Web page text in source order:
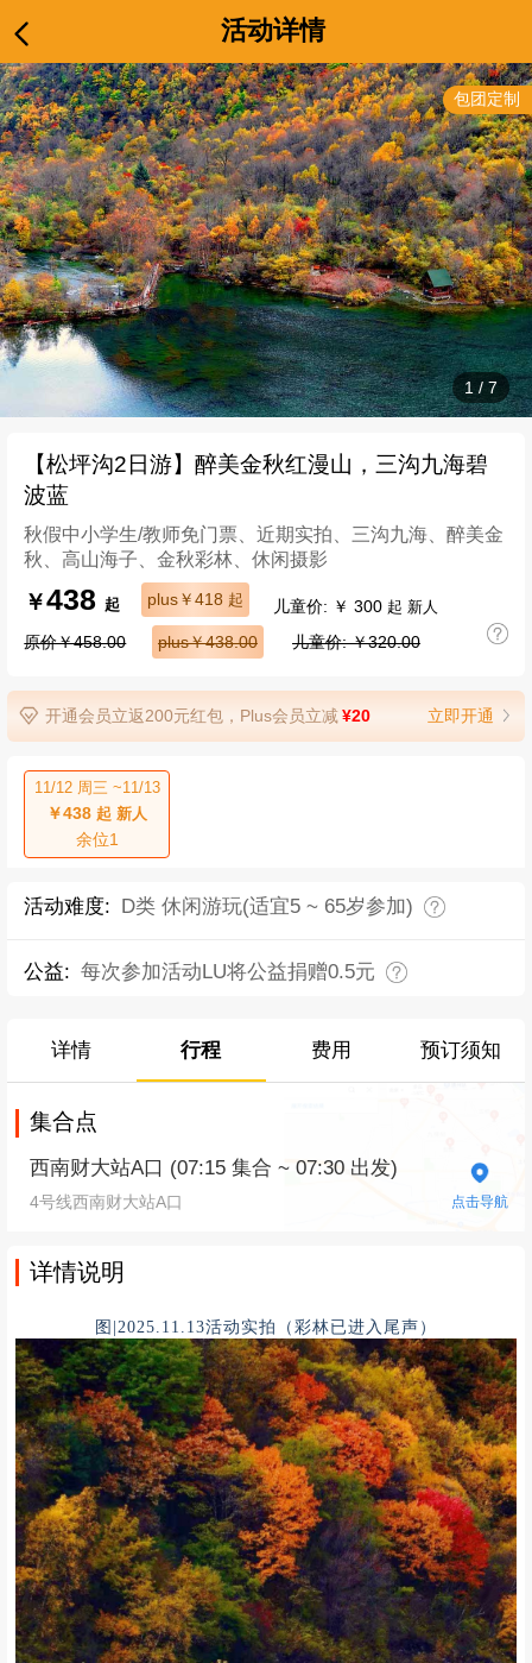
活动详情
1 / 7
【松坪沟2日游】醉美金秋红漫山，三沟九海碧
波蓝
秋假中小学生/教师免门票、近期实拍、三沟九海、醉美金
秋、高山海子、金秋彩林、休闲摄影
￥438起 plus￥418 起 儿童价: ￥ 300 起 新人
原价￥458.00 plus￥438.00 儿童价: ￥320.00
开通会员立返200元红包，Plus会员立减¥20 立即开通
11/12 周三 ~11/13
￥438起 新人
余位1
包团定制
活动难度: D类 休闲游玩(适宜5 ~ 65岁参加)
公益: 每次参加活动LU将公益捐赠0.5元
详情 行程 费用 预订须知
集合点
西南财大站A口 (07:15 集合 ~ 07:30 出发)
4号线西南财大站A口 点击导航
详情说明
图|2025.11.13活动实拍（彩林已进入尾声）